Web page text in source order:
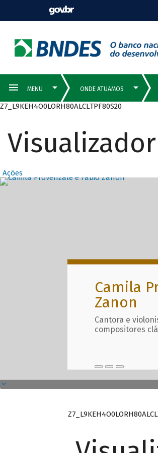
Z7_L9KEH4O0LORH80ALCLTPF80S20
Ações
Camila
Zanon
Cantora e
compositores